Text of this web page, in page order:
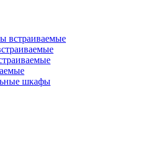
встраиваемые
шкафы